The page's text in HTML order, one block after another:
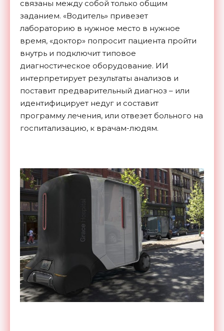
связаны между собой только общим
заданием. «Водитель» привезет
лабораторию в нужное место в нужное
время, «доктор» попросит пациента пройти
внутрь и подключит типовое
диагностическое оборудование. ИИ
интерпретирует результаты анализов и
поставит предварительный диагноз – или
идентифицирует недуг и составит
программу лечения, или отвезет больного на
госпитализацию, к врачам-людям.